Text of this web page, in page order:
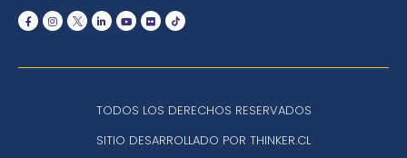
TODOS LOS DERECHOS RESERVADOS
SITIO DESARROLLADO POR THINKER.CL